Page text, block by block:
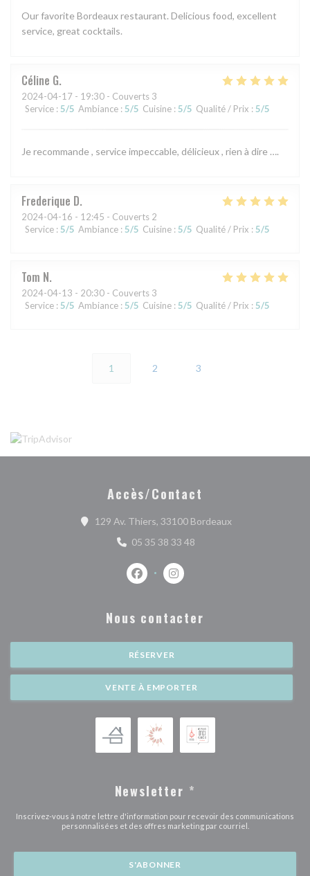
Our favorite Bordeaux restaurant. Delicious food, excellent
service, great cocktails.
Céline G
2024-04-17 - 19:30 - Couverts 3
Service : 5/5 Ambiance : 5/5 Cuisine : 5/5 Qualité / Prix : 5/5
Je recommande , service impeccable, délicieux , rien à dire ….
Frederique D
2024-04-16 - 12:45 - Couverts 2
Service : 5/5 Ambiance : 5/5 Cuisine : 5/5 Qualité / Prix : 5/5
Tom N
2024-04-13 - 20:30 - Couverts 3
Service : 5/5 Ambiance : 5/5 Cuisine : 5/5 Qualité / Prix : 5/5
1 2 3
Accès/Contact
129 Av. Thiers, 33100 Bordeaux((ouvre une
05 35 38 33 48
Facebook ((ouvre une nouvelle
Instagram ((ouvre une
Nous contacter
RÉSERVER
VENTE À EMPORTER
Newsletter *
Inscrivez-vous à notre lettre d'information pour recevoir des communications
personnalisées et des offres marketing par courriel.
S'ABONNER